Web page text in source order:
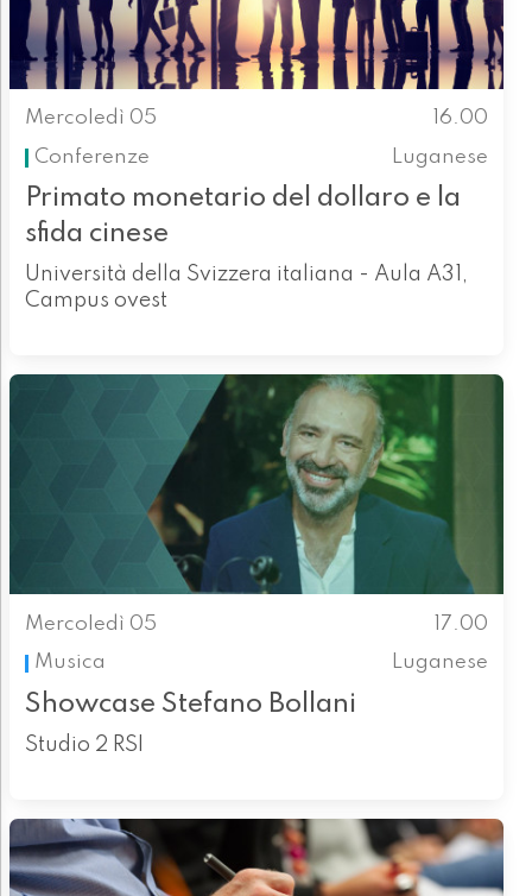
Mercoledì 05
16.00
Conferenze
Luganese
Primato monetario del dollaro e la
sfida cinese
Università della Svizzera italiana - Aula A31,
Campus ovest
Mercoledì 05
17.00
Musica
Luganese
Showcase Stefano Bollani
Studio 2 RSI